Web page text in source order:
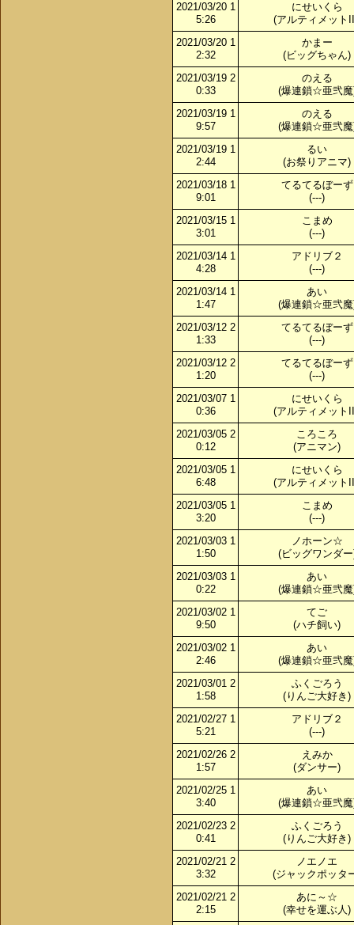
2021/03/20 1
5:26
にせいくら
(アルティメット
2021/03/20 1
2:32
かまー
(ビッグちゃん)
2021/03/19 2
0:33
のえる
(爆連鎖☆亜弐
2021/03/19 1
9:57
のえる
(爆連鎖☆亜弐
2021/03/19 1
2:44
るい
(お祭りアニマ)
2021/03/18 1
9:01
てるてるぼーず
(---)
2021/03/15 1
3:01
こまめ
(---)
2021/03/14 1
4:28
アドリブ２
(---)
2021/03/14 1
1:47
あい
(爆連鎖☆亜弐
2021/03/12 2
1:33
てるてるぼーず
(---)
2021/03/12 2
1:20
てるてるぼーず
(---)
2021/03/07 1
0:36
にせいくら
(アルティメット
2021/03/05 2
0:12
ころころ
(アニマン)
2021/03/05 1
6:48
にせいくら
(アルティメット
2021/03/05 1
3:20
こまめ
(---)
2021/03/03 1
1:50
ノホーン☆
(ビッグワンダ
2021/03/03 1
0:22
あい
(爆連鎖☆亜弐
2021/03/02 1
9:50
てご
(ハチ飼い)
2021/03/02 1
2:46
あい
(爆連鎖☆亜弐
2021/03/01 2
1:58
ふくごろう
(りんご大好き)
2021/02/27 1
5:21
アドリブ２
(---)
2021/02/26 2
1:57
えみか
(ダンサー)
2021/02/25 1
3:40
あい
(爆連鎖☆亜弐
2021/02/23 2
0:41
ふくごろう
(りんご大好き)
2021/02/21 2
3:32
ノエノエ
(ジャックポッタ
2021/02/21 2
2:15
あに～☆
(幸せを運ぶ人)